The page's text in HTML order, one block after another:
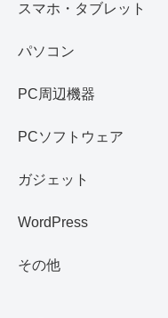
スマホ・タブレット
パソコン
PC周辺機器
PCソフトウェア
ガジェット
WordPress
その他